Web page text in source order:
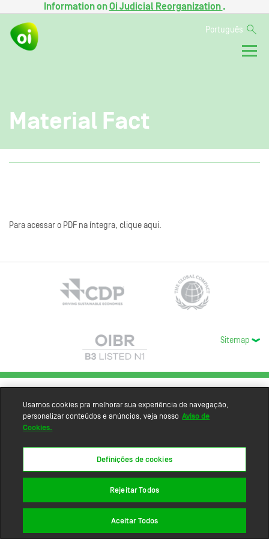
Information onOi Judicial Reorganization .
Português
Material Fact
Para acessar o PDF na íntegra, clique aqui.
Sitemap
Usamos cookies pra melhorar sua experiência de navegação,
personalizar conteúdos e anúncios, veja nosso Aviso de
Cookies.
Definições de cookies
Rejeitar Todos
Aceitar Todos